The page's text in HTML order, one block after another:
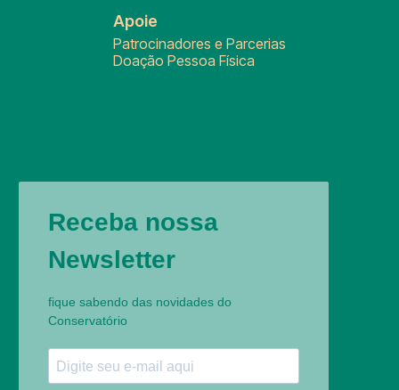
Apoie
Patrocinadores e Parcerias
Doação Pessoa Física